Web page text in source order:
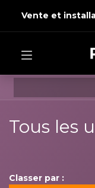
Vente et
Tous les
Classer par :